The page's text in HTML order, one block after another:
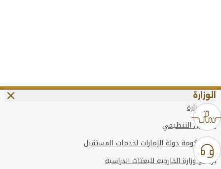
الوزارة
عن الوزارة
الهيكل التنظيمي
وعد حكومة دولة الإمارات لخدمات المستقبل
برنامج وزارة الخارجية للبعثات الدراسية